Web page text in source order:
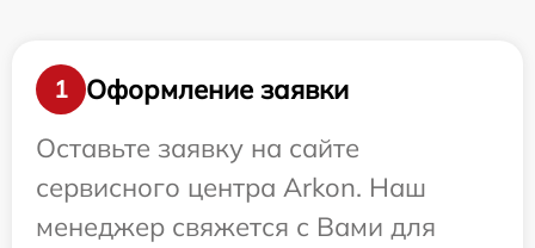
1
Оформление заявки
Оставьте заявку на сайте
сервисного центра Arkon. Наш
менеджер свяжется с Вами для